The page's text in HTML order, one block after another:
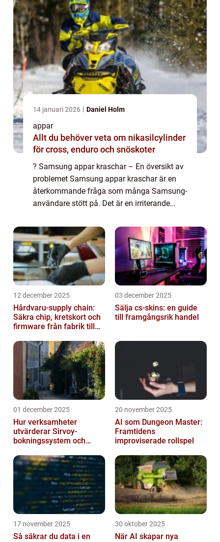
14 januari 2026 Daniel Holm
appar
Allt du behöver veta om nikasilcylinder
för cross, enduro och snöskoter
? Samsung appar kraschar – En översikt av
problemet Samsung appar kraschar är en
återkommande fråga som många Samsung-
användare stött på. Det är en irriterande
utan förvarning och kan leda till förlor...
12 december 2025
Hårdvaru-supply chain:
Säkra chip, kretskort och
firmware från fabrik till
03 december 2025
Sälja cs-skins: en guide
till framgångsrik handel
01 december 2025
Hur verksamheter
utvärderar Sirvoy-
bokningssystem och
20 november 2025
AI som Dungeon Master:
Framtidens
improviserade rollspel
17 november 2025
Så säkrar du data i en
30 oktober 2025
När AI skapar nya